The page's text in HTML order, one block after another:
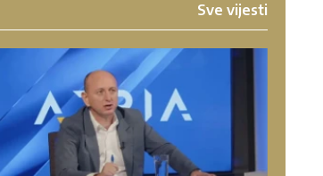
Sve vijesti